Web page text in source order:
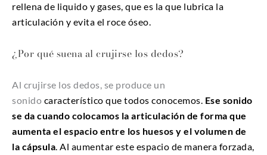
rellena de liquido y gases, que es la que lubrica la
articulación y evita el roce óseo.
¿Por qué suena al crujirse los dedos?
Al crujirse los dedos, se produce un
sonido característico que todos conocemos. Ese sonido
se da cuando colocamos la articulación de forma que
aumenta el espacio entre los huesos y el volumen de
la cápsula. Al aumentar este espacio de manera forzada,